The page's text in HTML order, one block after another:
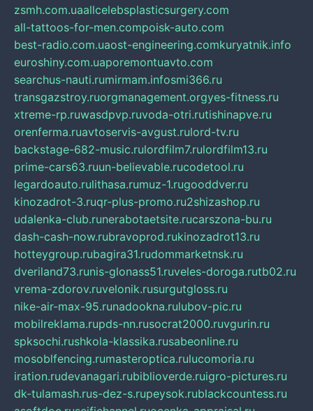
zsmh.com.uaallcelebsplasticsurgery.com
all-tattoos-for-men.compoisk-auto.com
best-radio.com.uaost-engineering.comkuryatnik.info
euroshiny.com.uaporemontuavto.com
searchus-nauti.rumirmam.infosmi366.ru
transgazstroy.ruorgmanagement.orgyes-fitness.ru
xtreme-rp.ruwasdpvp.ruvoda-otri.rutishinapve.ru
orenferma.ruavtoservis-avgust.rulord-tv.ru
backstage-682-music.rulordfilm7.rulordfilm13.ru
prime-cars63.ruun-believable.rucodetool.ru
legardoauto.rulithasa.rumuz-1.rugooddver.ru
kinozadrot-3.ruqr-plus-promo.ru2shizashop.ru
udalenka-club.runerabotaetsite.rucarszona-bu.ru
dash-cash-now.rubravoprod.rukinozadrot13.ru
hotteygroup.rubagira31.rudommarketnsk.ru
dveriland73.runis-glonass51.ruveles-doroga.rutb02.ru
vrema-zdorov.ruvelonik.rusurgutgloss.ru
nike-air-max-95.runadookna.rulubov-pic.ru
mobilreklama.rupds-nn.rusocrat2000.ruvgurin.ru
spksochi.rushkola-klassika.rusabeonline.ru
mosoblfencing.rumasteroptica.rulucomoria.ru
iration.rudevanagari.rubiblioverde.ruigro-pictures.ru
dk-tulamash.rus-dez-s.rupeysok.rublackcountess.ru